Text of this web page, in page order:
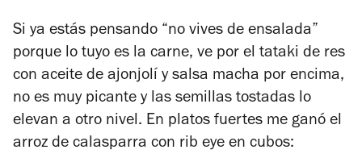
Si ya estás pensando “no vives de ensalada”
porque lo tuyo es la carne, ve por el tataki de res
con aceite de ajonjolí y salsa macha por encima,
no es muy picante y las semillas tostadas lo
elevan a otro nivel. En platos fuertes me ganó el
arroz de calasparra con rib eye en cubos: